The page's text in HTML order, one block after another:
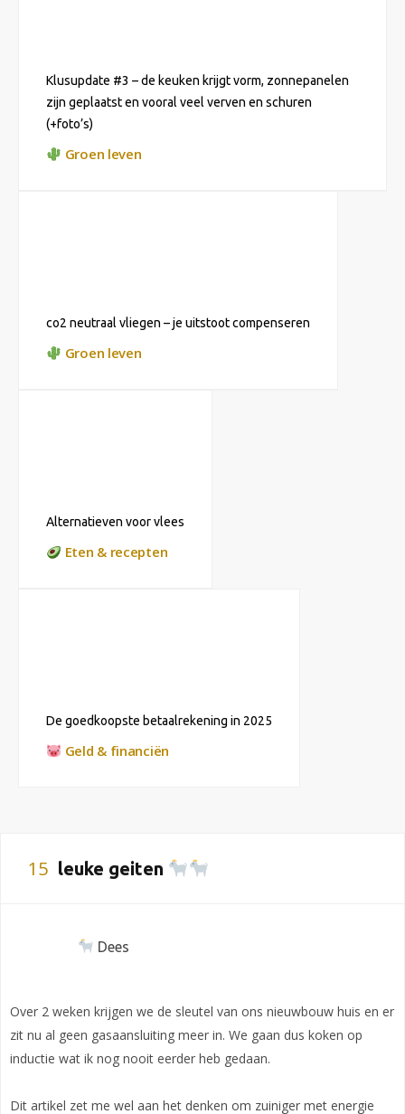
Klusupdate #3 – de keuken krijgt vorm, zonnepanelen
zijn geplaatst en vooral veel verven en schuren
(+foto’s)
Groen leven
co2 neutraal vliegen – je uitstoot compenseren
Groen leven
Alternatieven voor vlees
Eten & recepten
De goedkoopste betaalrekening in 2025
Geld & financiën
15 leuke geiten
Dees
Over 2 weken krijgen we de sleutel van ons nieuwbouw huis en er
zit nu al geen gasaansluiting meer in. We gaan dus koken op
inductie wat ik nog nooit eerder heb gedaan.
Dit artikel zet me wel aan het denken om zuiniger met energie